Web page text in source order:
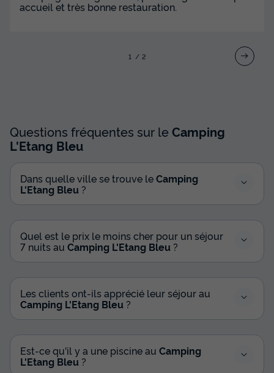
accueil et très bonne restauration.
1 2
Questions fréquentes sur leCamping
L'Etang Bleu
Dans quelle ville se trouve leCamping
L'Etang Bleu ?
Quel est le prix le moins cher pour un séjour
7 nuits au Camping L'Etang Bleu ?
Les clients ont-ils apprécié leur séjour au
Camping L'Etang Bleu ?
Est-ce qu'il y a une piscine au Camping
L'Etang Bleu ?